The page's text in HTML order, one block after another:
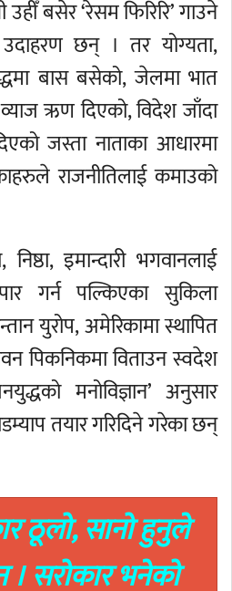
बसेर ‘रेसम फिरिरि’ गाउने
छन् । तर योग्यता,
बास बसेको, जेलमा भात
ऋण दिएको, विदेश जाँदा
जस्ता नाताका आधारमा
राजनीतिलाई कमाउको
इमान्दारी भगवानलाई
गर्न पल्किएका सुकिला
युरोप, अमेरिकामा स्थापित
पिकनिकमा विताउन स्वदेश
मनोविज्ञान’ अनुसार
तयार गरिदिने गरेका छन्
ठूलो, सानो हुनुले
। सरोकार भनेको